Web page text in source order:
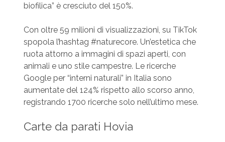
biofilica” è cresciuto del 150%.
Con oltre 59 milioni di visualizzazioni, su TikTok
spopola l’hashtag #naturecore. Un’estetica che
ruota attorno a immagini di spazi aperti, con
animali e uno stile campestre. Le ricerche
Google per “interni naturali” in Italia sono
aumentate del 124% rispetto allo scorso anno,
registrando 1700 ricerche solo nell’ultimo mese.
Carte da parati Hovia